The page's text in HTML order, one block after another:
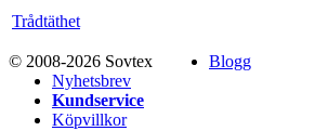
Trådtäthet
© 2008-2026 Sovtex
Blogg
Nyhetsbrev
Kundservice
Köpvillkor